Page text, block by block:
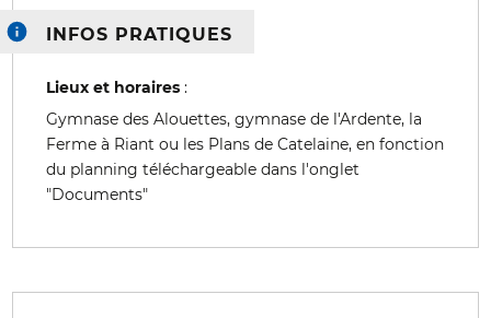
INFOS PRATIQUES
Lieux et horaires :
Gymnase des Alouettes, gymnase de l'Ardente, la
Ferme à Riant ou les Plans de Catelaine, en fonction
du planning téléchargeable dans l'onglet
"Documents"